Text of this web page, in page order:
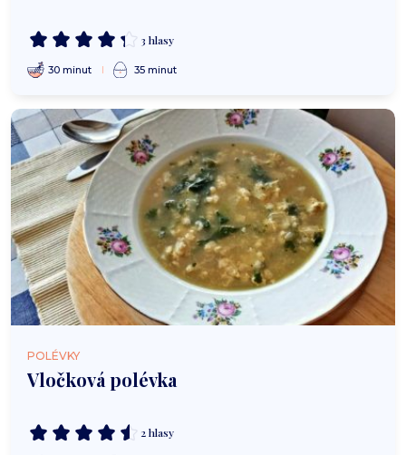
3 hlasy
30 minut 35 minut
POLÉVKY
Vločková polévka
2 hlasy